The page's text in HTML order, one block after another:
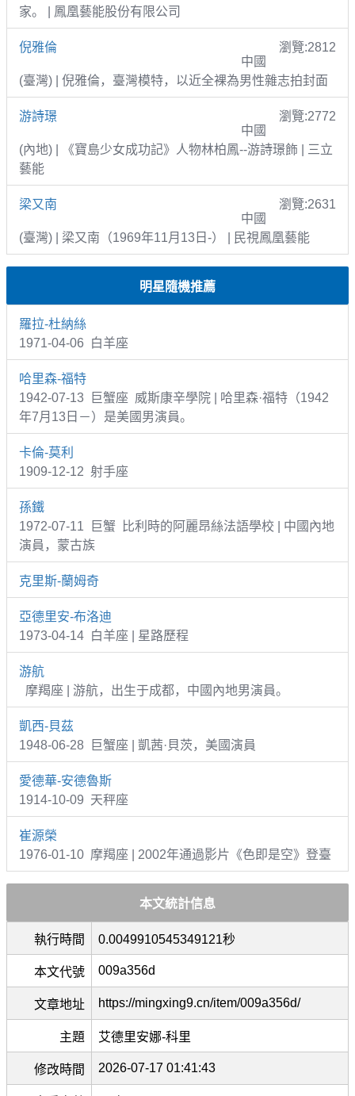
家。 | 鳳凰藝能股份有限公司
倪雅倫
瀏覽:2812
中國
(臺灣) | 倪雅倫，臺灣模特，以近全裸為男性雜志拍封面
游詩璟
瀏覽:2772
中國
(內地) | 《寶島少女成功記》人物林柏鳳--游詩璟飾 | 三立
藝能
梁又南
瀏覽:2631
中國
(臺灣) | 梁又南（1969年11月13日-） | 民視鳳凰藝能
明星隨機推薦
羅拉-杜納絲
1971-04-06 白羊座
哈里森-福特
1942-07-13 巨蟹座 威斯康辛學院 | 哈里森·福特（1942
年7月13日－）是美國男演員。
卡倫-莫利
1909-12-12 射手座
孫鐵
1972-07-11 巨蟹 比利時的阿麗昂絲法語學校 | 中國內地
演員，蒙古族
克里斯-蘭姆奇
亞德里安-布洛迪
1973-04-14 白羊座 | 星路歷程
游航
摩羯座 | 游航，出生于成都，中國內地男演員。
凱西-貝茲
1948-06-28 巨蟹座 | 凱茜·貝茨，美國演員
愛德華-安德魯斯
1914-10-09 天秤座
崔源榮
1976-01-10 摩羯座 | 2002年通過影片《色即是空》登臺
本文統計信息
執行時間 0.0049910545349121秒
本文代號 009a356d
文章地址 https://mingxing9.cn/item/009a356d/
主題 艾德里安娜-科里
修改時間 2026-07-17 01:41:43